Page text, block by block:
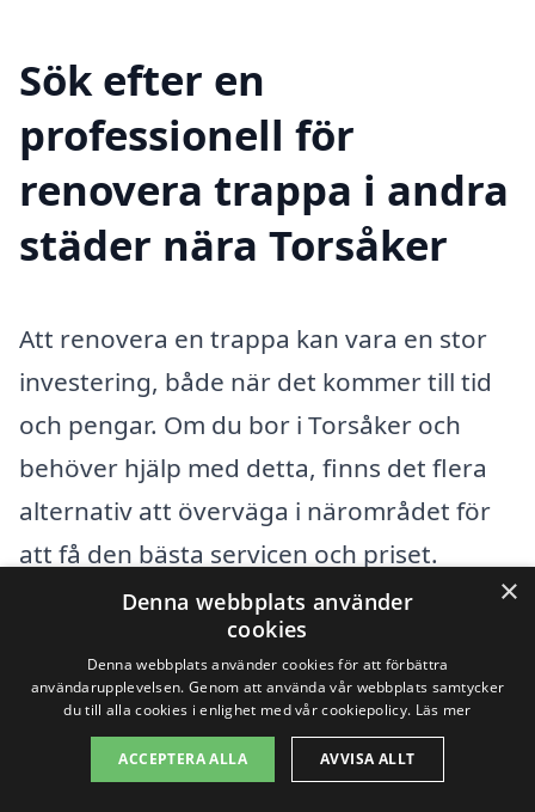
Sök efter en
professionell för
renovera trappa i andra
städer nära Torsåker
Att renovera en trappa kan vara en stor
investering, både när det kommer till tid
och pengar. Om du bor i Torsåker och
behöver hjälp med detta, finns det flera
alternativ att överväga i närområdet för
att få den bästa servicen och priset.
Genom att använda renovera-trappa-
pris.se kan du enkelt jämföra
erbjudanden från olika företag som
specialiserar sig på trapprenovering. Här
är några städer i närheten där du kan
×
Denna webbplats använder
cookies
Denna webbplats använder cookies för att förbättra
användarupplevelsen. Genom att använda vår webbplats samtycker
du till alla cookies i enlighet med vår cookiepolicy. Läs mer
ACCEPTERA ALLA AVVISA ALLT